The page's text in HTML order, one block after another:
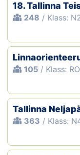
18. Tallinna
248 / Klass:
105 / Klass:
Tallinna
363 / Klass: